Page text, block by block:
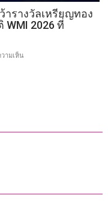
รางวัลเหรียญทอง
2026 ที่
ามเห็น
เจ๋ง